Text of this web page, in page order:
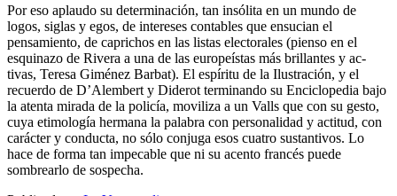
Por eso aplaudo su determinación, tan insólita en un mundo de
logos, ­siglas y egos, de intereses contables que ensucian el
pensamiento, de caprichos en las listas electorales (pienso en el
esquinazo de Rivera a una de las europeístas más brillantes y ac­
tivas, Teresa Giménez Barbat). El espíritu de la Ilustración, y el
recuerdo de D’Alembert y Diderot terminando su Enciclopedia bajo
la atenta mirada de la policía, moviliza a un Valls que con su gesto,
cuya etimología her­mana la palabra con personalidad y ­actitud, con
carácter y conducta, no ­sólo con­juga esos cuatro sustantivos. Lo
hace de forma tan impecable que ni su acento francés puede
sombrearlo de sospecha.